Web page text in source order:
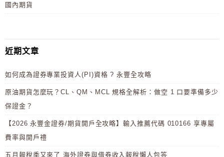
國內期貨
近期文章
如何成為證券專業投資人(PI)資格 ? 永豐全攻略
原油期貨怎麼玩？CL、QM、MCL 規格全解析：做空 1 口要準備多少
保證金？
【2026 永豐金證券/期貨開戶全攻略】輸入推薦代碼 010166 享專屬
費率與開戶禮
五月報稅季又來了 海外證券與借券收入報稅懶人包答